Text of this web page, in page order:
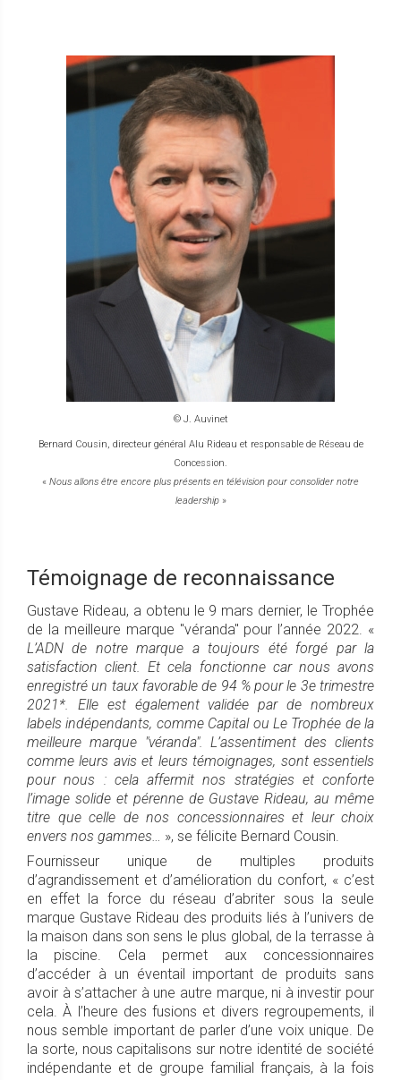
© J. Auvinet
Bernard Cousin, directeur général Alu Rideau et responsable de Réseau de
Concession.
« Nous allons être encore plus présents en télévision pour consolider notre
leadership»
Témoignage de reconnaissance
Gustave Rideau, a obtenu le 9 mars dernier, le Trophée
de la meilleure marque "véranda" pour l’année 2022. «
L’ADN de notre marque a toujours été forgé par la
satisfaction client. Et cela fonctionne car nous avons
enregistré un taux favorable de 94 % pour le 3e trimestre
2021*. Elle est également validée par de nombreux
labels indépendants, comme Capital ou Le Trophée de la
meilleure marque "véranda". L’assentiment des clients
comme leurs avis et leurs témoignages, sont essentiels
pour nous : cela affermit nos stratégies et conforte
l’image solide et pérenne de Gustave Rideau, au même
titre que celle de nos concessionnaires et leur choix
envers nos gammes… », se félicite Bernard Cousin.
Fournisseur unique de multiples produits
d’agrandissement et d’amélioration du confort, « c’est
en effet la force du réseau d’abriter sous la seule
marque Gustave Rideau des produits liés à l’univers de
la maison dans son sens le plus global, de la terrasse à
la piscine. Cela permet aux concessionnaires
d’accéder à un éventail important de produits sans
avoir à s’attacher à une autre marque, ni à investir pour
cela. À l’heure des fusions et divers regroupements, il
nous semble important de parler d’une voix unique. De
la sorte, nous capitalisons sur notre identité de société
indépendante et de groupe familial français, à la fois